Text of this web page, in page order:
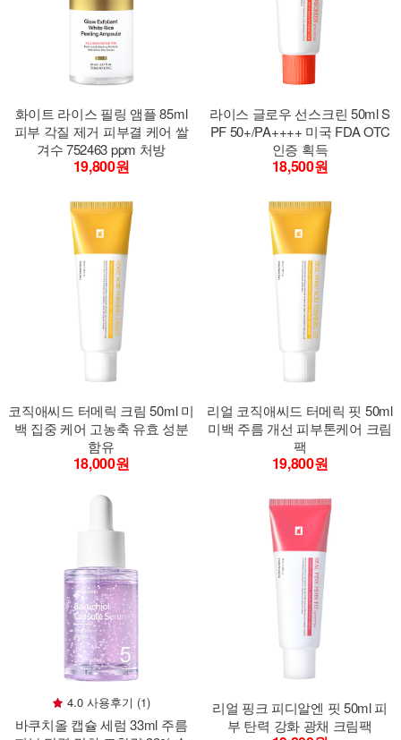
화이트 라이스 필링 앰플 85ml
피부 각질 제거 피부결 케어 쌀
겨수 752463 ppm 처방
19,800원
라이스 글로우 선스크린 50ml S
PF 50+/PA++++ 미국 FDA OTC
인증 획득
18,500원
코직애씨드 터메릭 크림 50ml 미
백 집중 케어 고농축 유효 성분
함유
18,000원
리얼 코직애씨드 터메릭 핏 50ml
미백 주름 개선 피부톤케어 크림
팩
19,800원
4.0 사용후기 (1)
바쿠치올 캡슐 세럼 33ml 주름
리얼 핑크 피디알엔 핏 50ml 피
부 탄력 강화 광채 크림팩